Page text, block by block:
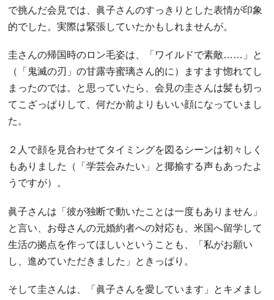
で挑んだ会見では、眞子さんのすっきりとした表情が印象
的でした。実際は緊張していたかもしれませんが。
圭さんの帰国時のロン毛姿は、「ワイルドで素敵……」と
（「鬼滅の刃」の甘露寺蜜璃さん的に）ますます惚れてし
まったのでは。と思っていたら、会見の圭さんは髪も切っ
てこざっぱりして、何だか前よりもいい顔になっていまし
た。
２人で顔を見合わせてタイミングを図るシーンは初々しく
もありました（「学芸会みたい」と揶揄する声もあったよ
うですが）。
眞子さんは「彼が独断で動いたことは一度もありません」
と言い、お母さんの元婚約者への対応も、米国へ留学して
生活の拠点を作ってほしいということも、「私がお願い
し、進めていただきました」ときっぱり。
そして圭さんは、「眞子さんを愛しています」とキメまし